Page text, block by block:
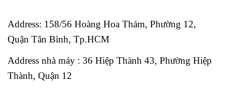
Address: 158/56 Hoàng Hoa Thám, Phường 12,
Quận Tân Bình, Tp.HCM
Address nhà máy : 36 Hiệp Thành 43, Phường Hiệp
Thành, Quận 12